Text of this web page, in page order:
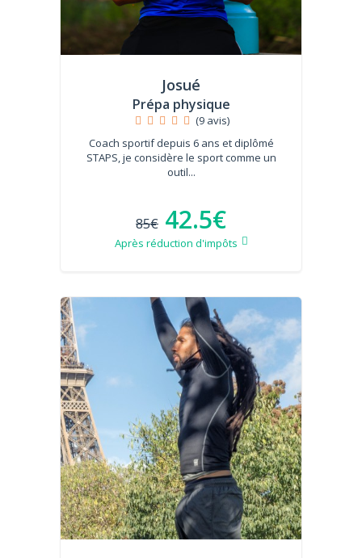
Josué
Prépa physique
(9 avis)
Coach sportif depuis 6 ans et diplômé
STAPS, je considère le sport comme un
outil...
85€ 42.5€
Après réduction d'impôts